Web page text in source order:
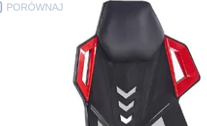
PORÓWNAJ